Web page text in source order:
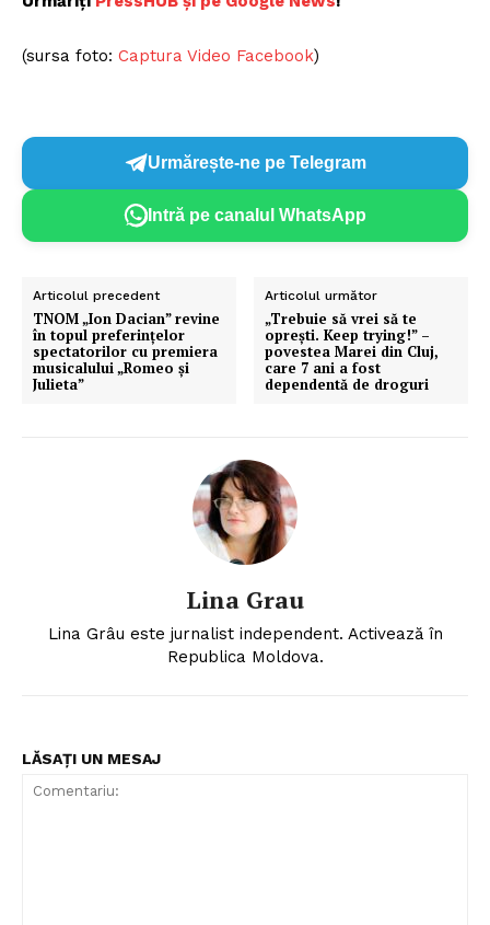
FREEDOM HOUSE ROMÂNIA
(sursa foto: Captura Video Facebook)
Urmărește-ne pe Telegram
Intră pe canalul WhatsApp
Articolul precedent
TNOM „Ion Dacian” revine
în topul preferințelor
spectatorilor cu premiera
musicalului „Romeo și
Julieta”
Articolul următor
„Trebuie să vrei să te
oprești. Keep trying!” –
povestea Marei din Cluj,
care 7 ani a fost
dependentă de droguri
Lina Grau
Lina Grâu este jurnalist independent. Activează în
Republica Moldova.
LĂSAȚI UN MESAJ